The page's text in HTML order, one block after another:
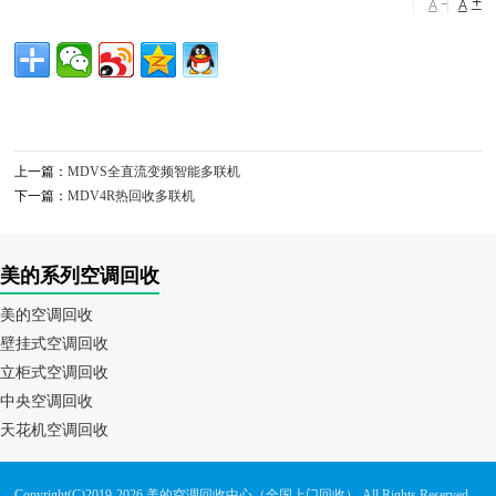
A A
上一篇：MDVS全直流变频智能多联机
下一篇：MDV4R热回收多联机
美的系列空调回收
美的空调回收
壁挂式空调回收
立柜式空调回收
中央空调回收
天花机空调回收